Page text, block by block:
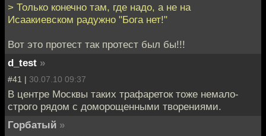
> Только конечно там, где надо, а не на
Исаакиевском радужно "Бога нет!"
Вот это протест так протест был бы!!!
d_test »
#41 | 30.07.10 09:37
В центре Москвы таких трафареток тоже немало-
строго рядом с доморощенными творениями.
Горбатый »